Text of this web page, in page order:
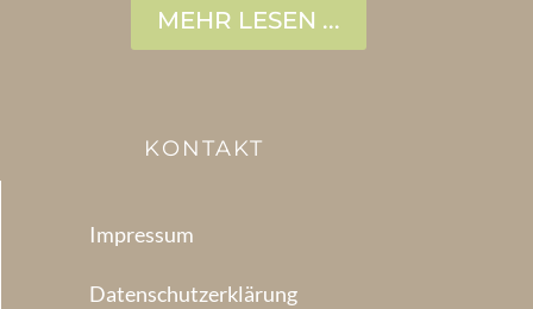
MEHR LESEN ...
KONTAKT
Impressum
Datenschutzerklärung